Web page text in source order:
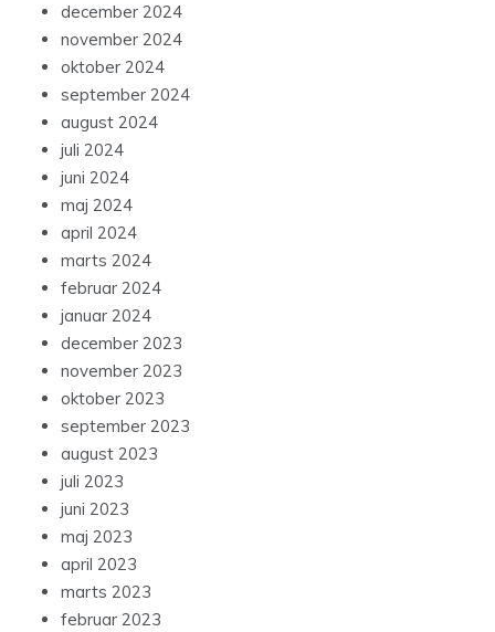
december 2024
november 2024
oktober 2024
september 2024
august 2024
juli 2024
juni 2024
maj 2024
april 2024
marts 2024
februar 2024
januar 2024
december 2023
november 2023
oktober 2023
september 2023
august 2023
juli 2023
juni 2023
maj 2023
april 2023
marts 2023
februar 2023